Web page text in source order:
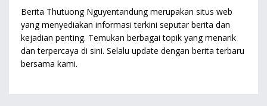
Berita Thutuong Nguyentandung merupakan situs web
yang menyediakan informasi terkini seputar berita dan
kejadian penting. Temukan berbagai topik yang menarik
dan terpercaya di sini. Selalu update dengan berita terbaru
bersama kami.